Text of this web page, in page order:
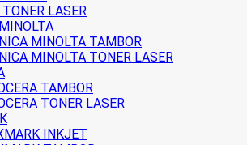
LASER
MINOLTA TAMBOR
MINOLTA TONER LASER
TAMBOR
TONER LASER
INKJET